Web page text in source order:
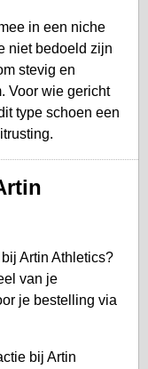
in een niche
niet bedoeld zijn
stevig en
Voor wie gericht
type schoen een
bij Artin Athletics?
van je
je bestelling via
bij Artin